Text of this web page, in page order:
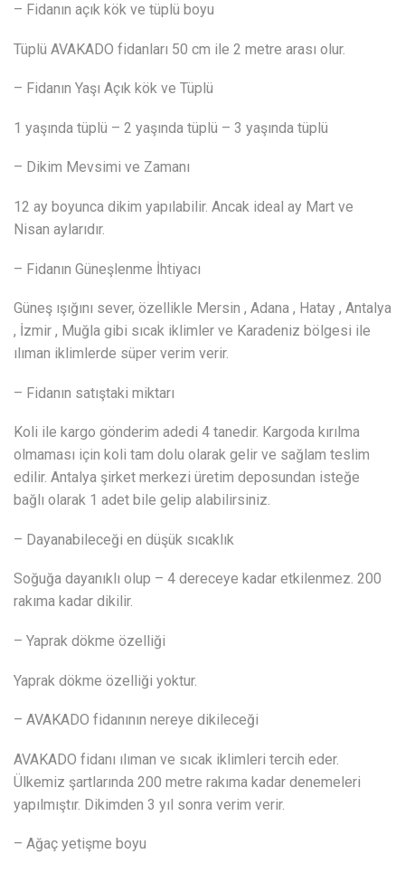
– Fidanın açık kök ve tüplü boyu
Tüplü AVAKADO fidanları 50 cm ile 2 metre arası olur.
– Fidanın Yaşı Açık kök ve Tüplü
1 yaşında tüplü – 2 yaşında tüplü – 3 yaşında tüplü
– Dikim Mevsimi ve Zamanı
12 ay boyunca dikim yapılabilir. Ancak ideal ay Mart ve
Nisan aylarıdır.
– Fidanın Güneşlenme İhtiyacı
Güneş ışığını sever, özellikle Mersin , Adana , Hatay , Antalya
, İzmir , Muğla gibi sıcak iklimler ve Karadeniz bölgesi ile
ılıman iklimlerde süper verim verir.
– Fidanın satıştaki miktarı
Koli ile kargo gönderim adedi 4 tanedir. Kargoda kırılma
olmaması için koli tam dolu olarak gelir ve sağlam teslim
edilir. Antalya şirket merkezi üretim deposundan isteğe
bağlı olarak 1 adet bile gelip alabilirsiniz.
– Dayanabileceği en düşük sıcaklık
Soğuğa dayanıklı olup – 4 dereceye kadar etkilenmez. 200
rakıma kadar dikilir.
– Yaprak dökme özelliği
Yaprak dökme özelliği yoktur.
– AVAKADO fidanının nereye dikileceği
AVAKADO fidanı ılıman ve sıcak iklimleri tercih eder.
Ülkemiz şartlarında 200 metre rakıma kadar denemeleri
yapılmıştır. Dikimden 3 yıl sonra verim verir.
– Ağaç yetişme boyu